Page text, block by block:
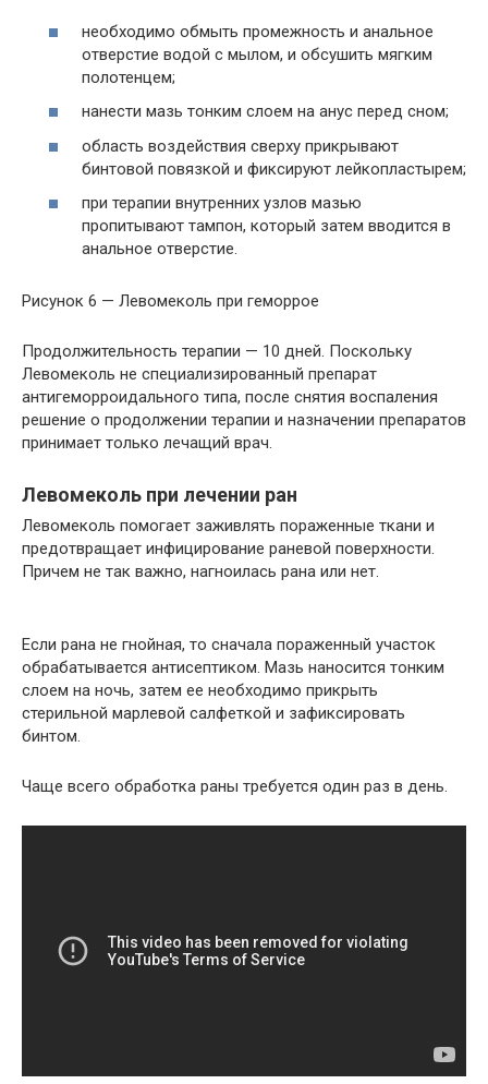
необходимо обмыть промежность и анальное
отверстие водой с мылом, и обсушить мягким
полотенцем;
нанести мазь тонким слоем на анус перед сном;
область воздействия сверху прикрывают
бинтовой повязкой и фиксируют лейкопластырем;
при терапии внутренних узлов мазью
пропитывают тампон, который затем вводится в
анальное отверстие.
Рисунок 6 — Левомеколь при геморрое
Продолжительность терапии — 10 дней. Поскольку
Левомеколь не специализированный препарат
антигеморроидального типа, после снятия воспаления
решение о продолжении терапии и назначении препаратов
принимает только лечащий врач.
Левомеколь при лечении ран
Левомеколь помогает заживлять пораженные ткани и
предотвращает инфицирование раневой поверхности.
Причем не так важно, нагноилась рана или нет.
Если рана не гнойная, то сначала пораженный участок
обрабатывается антисептиком. Мазь наносится тонким
слоем на ночь, затем ее необходимо прикрыть
стерильной марлевой салфеткой и зафиксировать
бинтом.
Чаще всего обработка раны требуется один раз в день.